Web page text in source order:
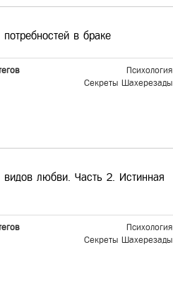
в браке
Психология
Секреты Шахерезады
видов любви. Часть 2. Истинная
Психология
Секреты Шахерезады